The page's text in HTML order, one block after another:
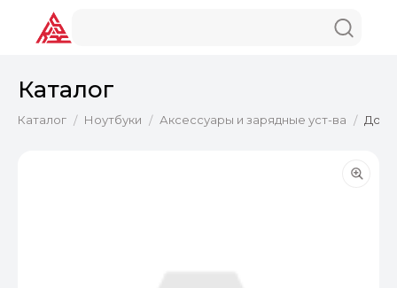
Каталог
Каталог / Ноутбуки / Аксессуары и зарядные уст-ва / Док-